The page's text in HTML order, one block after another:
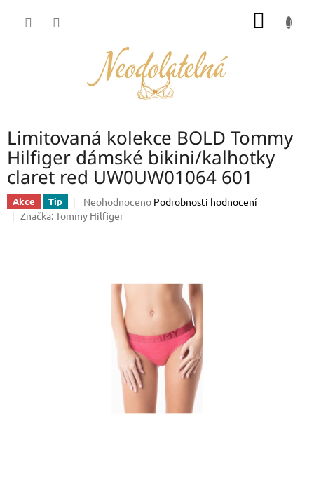
Limitovaná kolekce BOLD Tommy
Hilfiger dámské bikini/kalhotky
claret red UW0UW01064 601
Akce Tip
Průměrné
hodnocení
hvězdiček.
Neohodnoceno Podrobnosti hodnocení
Značka:Tommy Hilfiger